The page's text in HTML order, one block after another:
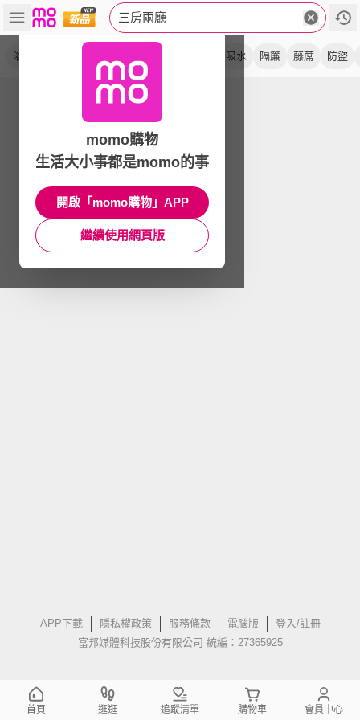
三房兩廳
浴簾 吸水 隔簾 藤蓆 防盜
APP下載 隱私權政策 服務條款 電腦版
登入/註冊
富邦媒體科技股份有限公司 統編：27365925
momo購物
生活大小事都是momo的事
開啟「momo購物」APP
繼續使用網頁版
首頁 逛逛 追蹤清單 購物車 會員中心